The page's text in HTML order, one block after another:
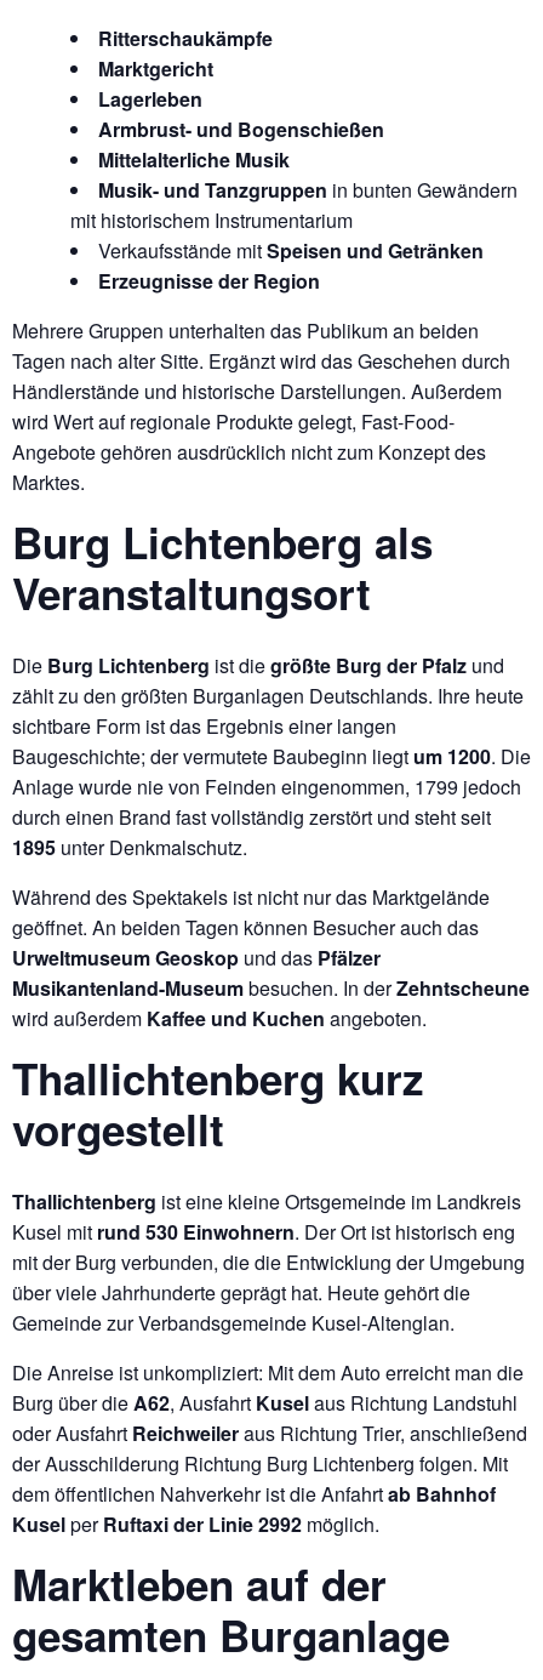
Ritterschaukämpfe
Marktgericht
Lagerleben
Armbrust- und Bogenschießen
Mittelalterliche Musik
Musik- und Tanzgruppen in bunten Gewändern
mit historischem Instrumentarium
Verkaufsstände mitSpeisen und Getränken
Erzeugnisse der Region
Mehrere Gruppen unterhalten das Publikum an beiden
Tagen nach alter Sitte. Ergänzt wird das Geschehen durch
Händlerstände und historische Darstellungen. Außerdem
wird Wert auf regionale Produkte gelegt, Fast-Food-
Angebote gehören ausdrücklich nicht zum Konzept des
Marktes.
Burg Lichtenberg als
Veranstaltungsort
Die Burg Lichtenberg ist diegrößte Burg der Pfalz und
zählt zu den größten Burganlagen Deutschlands. Ihre heute
sichtbare Form ist das Ergebnis einer langen
Baugeschichte; der vermutete Baubeginn liegt um 1200. Die
Anlage wurde nie von Feinden eingenommen, 1799 jedoch
durch einen Brand fast vollständig zerstört und steht seit
1895 unter Denkmalschutz.
Während des Spektakels ist nicht nur das Marktgelände
geöffnet. An beiden Tagen können Besucher auch das
Urweltmuseum Geoskop und das Pfälzer
Musikantenland-Museumbesuchen. In derZehntscheune
wird außerdem Kaffee und Kuchen angeboten.
Thallichtenberg kurz
vorgestellt
Thallichtenberg ist eine kleine Ortsgemeinde im Landkreis
Kusel mit rund 530 Einwohnern. Der Ort ist historisch eng
mit der Burg verbunden, die die Entwicklung der Umgebung
über viele Jahrhunderte geprägt hat. Heute gehört die
Gemeinde zur Verbandsgemeinde Kusel-Altenglan.
Die Anreise ist unkompliziert: Mit dem Auto erreicht man die
Burg über dieA62, Ausfahrt Kuselaus Richtung Landstuhl
oder Ausfahrt Reichweileraus Richtung Trier, anschließend
der Ausschilderung Richtung Burg Lichtenberg folgen. Mit
dem öffentlichen Nahverkehr ist die Anfahrtab Bahnhof
KuselperRuftaxi der Linie 2992 möglich.
Marktleben auf der
gesamten Burganlage